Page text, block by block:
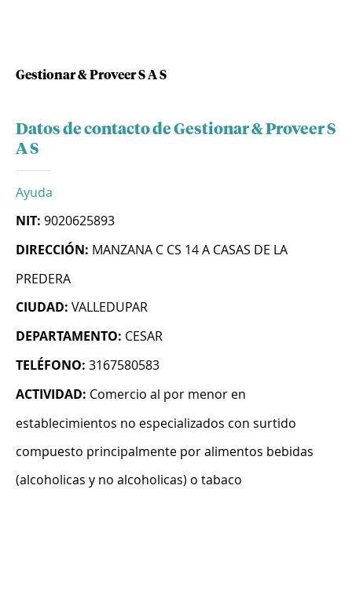
Gestionar & Proveer S A S
Datos de contacto de Gestionar & Proveer S
A S
Ayuda
NIT: 9020625893
DIRECCIÓN: MANZANA C CS 14 A CASAS DE LA
PREDERA
CIUDAD: VALLEDUPAR
DEPARTAMENTO: CESAR
TELÉFONO: 3167580583
ACTIVIDAD: Comercio al por menor en
establecimientos no especializados con surtido
compuesto principalmente por alimentos bebidas
(alcoholicas y no alcoholicas) o tabaco